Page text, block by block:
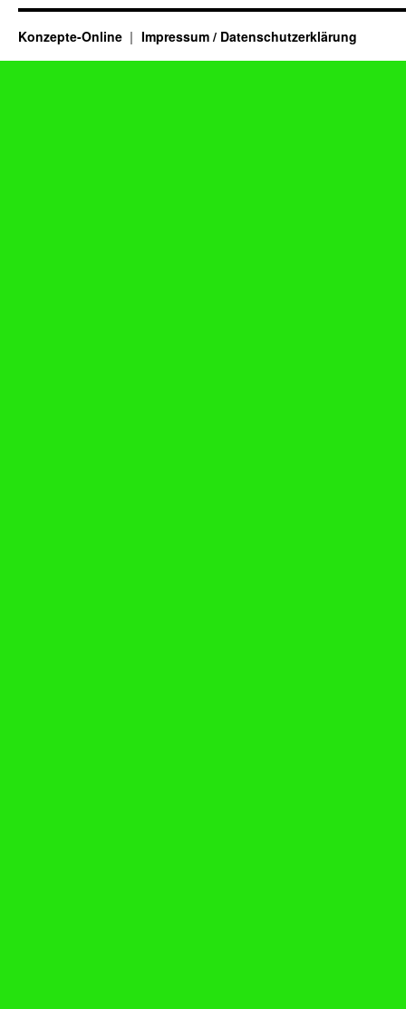
Konzepte-Online Impressum / Datenschutzerklärung